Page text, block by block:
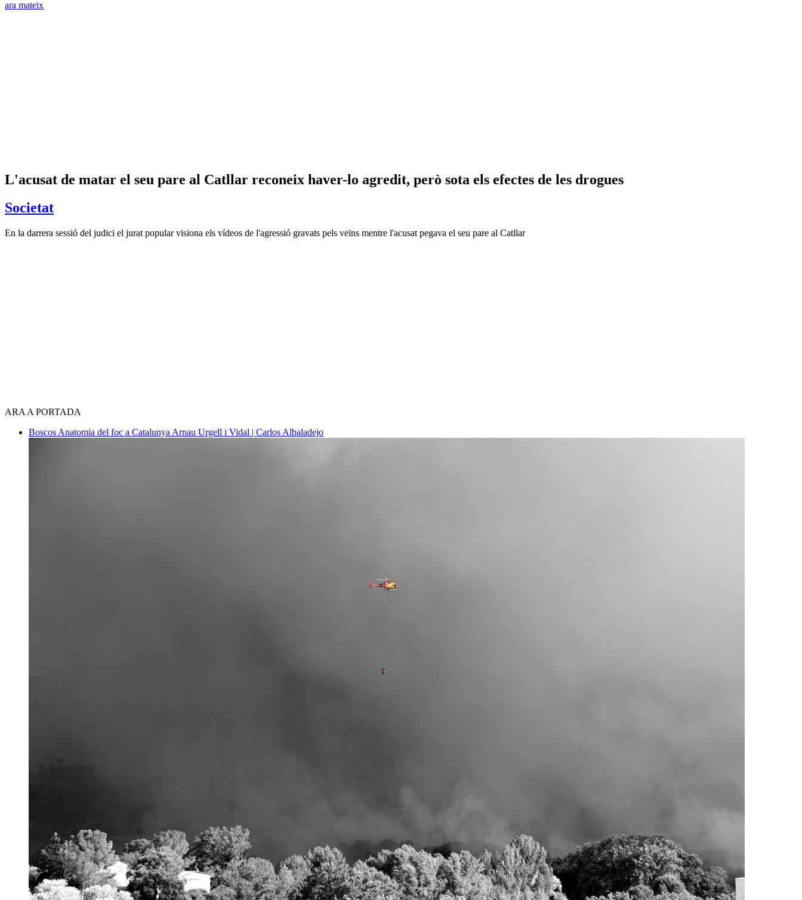
ara mateix
L'acusat de matar el seu pare al Catllar reconeix haver-lo agredit, però sota els efectes de les drogues
Societat
En la darrera sessió del judici el jurat popular visiona els vídeos de l'agressió gravats pels veïns mentre l'acusat pegava el seu pare al Catllar
ARA A PORTADA
Boscos Anatomia del foc a Catalunya Arnau Urgell i Vidal | Carlos Albaladejo